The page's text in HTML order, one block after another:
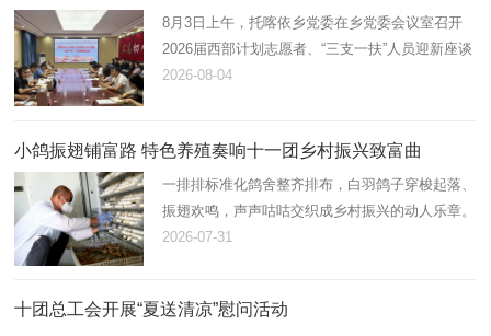
8月3日上午，托喀依乡党委在乡党委会议室召开
2026届西部计划志愿者、“三支一扶”人员迎新座谈
会。会议由乡党委副书记、纪委书记张茂祥主持，
2026-08-04
小鸽振翅铺富路 特色养殖奏响十一团乡村振兴致富曲
一排排标准化鸽舍整齐排布，白羽鸽子穿梭起落、
振翅欢鸣，声声咕咕交织成乡村振兴的动人乐章。
近年来，十一团立足资源优势，以“合作社+连队
2026-07-31
十团总工会开展“夏送清凉”慰问活动